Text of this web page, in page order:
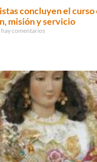
concluyen el
misión y servicio
hay comentarios